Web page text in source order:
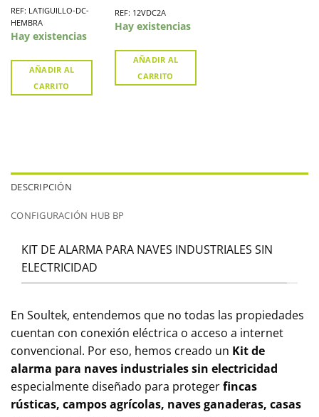
REF: LATIGUILLO-DC-
HEMBRA
Hay existencias
AÑADIR AL
CARRITO
REF: 12VDC2A
Hay existencias
AÑADIR AL
CARRITO
DESCRIPCIÓN
CONFIGURACIÓN HUB BP
KIT DE ALARMA PARA NAVES INDUSTRIALES SIN
ELECTRICIDAD
En Soultek, entendemos que no todas las propiedades
cuentan con conexión eléctrica o acceso a internet
convencional. Por eso, hemos creado un Kit de
alarma para naves industriales sin electricidad
especialmente diseñado para protegerfincas
rústicas, campos agrícolas, naves ganaderas, casas